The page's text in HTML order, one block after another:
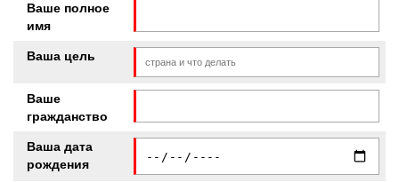
Ваше полное
имя
Ваша цель
Ваше
гражданство
Ваша дата
рождения